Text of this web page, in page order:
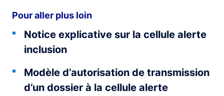
Pour aller plus loin
Notice explicative sur la cellule alerte
inclusion
Modèle d’autorisation de transmission
d’un dossier à la cellule alerte